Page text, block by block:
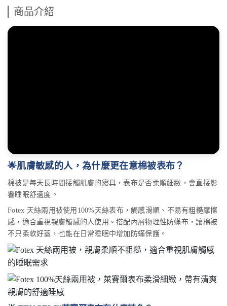
商品介紹
🌟肌膚敏感的人，為什麼更在意棉被表布？
棉被是每天長時間接觸肌膚的寢具，表布是否柔順細緻，會直接影
響睡眠舒適度。
Fotex 天絲兩用被使用100%天絲表布，觸感滑順、不易有粗糙摩擦
感，適合重視親膚觸感的人使用。搭配內層物理性防蟎布，讓棉被
不只柔軟好蓋，也能在日常睡眠中增加防蟎保護。